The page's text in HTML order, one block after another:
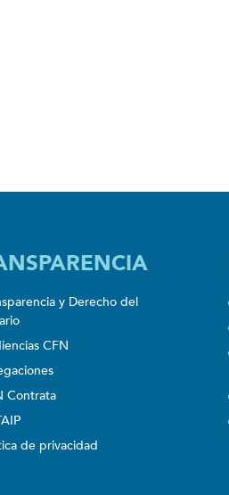
y Derecho del
CFN
Contrata
de privacidad